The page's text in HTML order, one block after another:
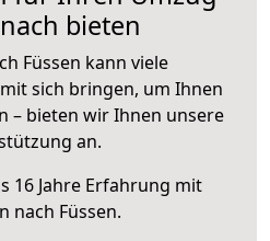
bieten
Füssen kann viele
sich bringen, um Ihnen
– bieten wir Ihnen unsere
an.
16 Jahre Erfahrung mit
nach Füssen.